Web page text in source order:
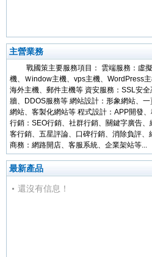
主營業務
戰國策主要服務項目： 雲端服務：虛
機、Ｗindow主機、vps主機、WordPress主
海外主機、郵件主機等 資安服務：SSL安全
牆、DDOS服務等 網站設計：形象網站、
網站、客製化網站等 程式設計：APP開發
行銷：SEO行銷、社群行銷、關鍵字廣告、
客行銷、五星評論、口碑行銷、消除負評、
商務：網路開店、客服系統、企業架站等...
最新產品
還沒有信息！